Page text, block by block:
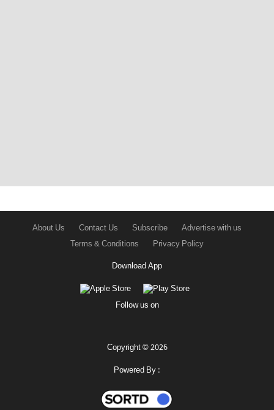
About Us Contact Us Subscribe
Advertise with us
Terms & Conditions
Privacy Policy
Download App
Follow us on
Copyright © 2026
Powered By :